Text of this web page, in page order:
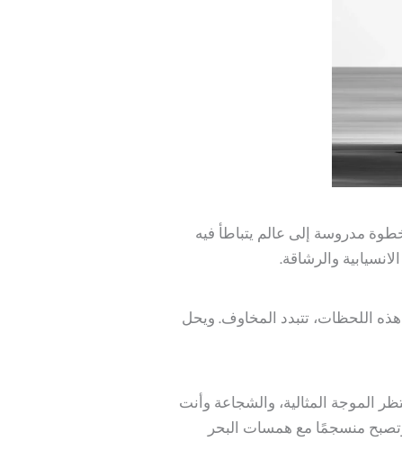
مدروسة إلى عالم يتباطأ فيه
والرشاقة.
اللحظات، تتبدد المخاوف. ويحل
الموجة المثالية، والشجاعة وأنت
منسجمًا مع همسات البحر